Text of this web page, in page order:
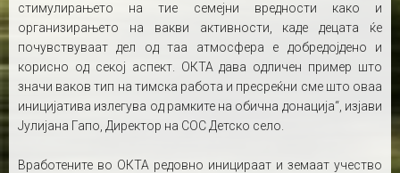
стимулирањето на тие семејни вредности како и
организирањето на вакви активности, каде децата ќе
почувствуваат дел од таа атмосфера е добредојдено и
корисно од секој аспект. ОКТА дава одличен пример што
значи ваков тип на тимска работа и пресреќни сме што оваа
иницијатива излегува од рамките на обична донација“, изјави
Јулијана Гапо, Директор на СОС Детско село.
Вработените во ОКТА редовно иницираат и земаат учество